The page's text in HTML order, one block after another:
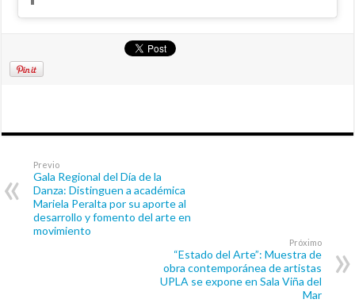
Previo
Gala Regional del Día de la
Danza: Distinguen a académica
Mariela Peralta por su aporte al
desarrollo y fomento del arte en
movimiento
Próximo
“Estado del Arte”: Muestra de
obra contemporánea de artistas
UPLA se expone en Sala Viña del
Mar